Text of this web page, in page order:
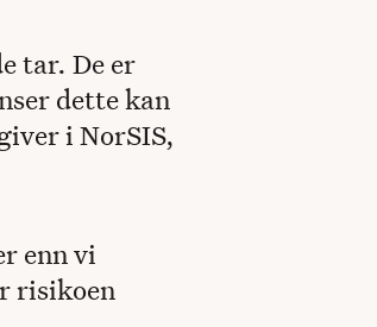
tar. De er
dette kan
i NorSIS,
enn vi
risikoen